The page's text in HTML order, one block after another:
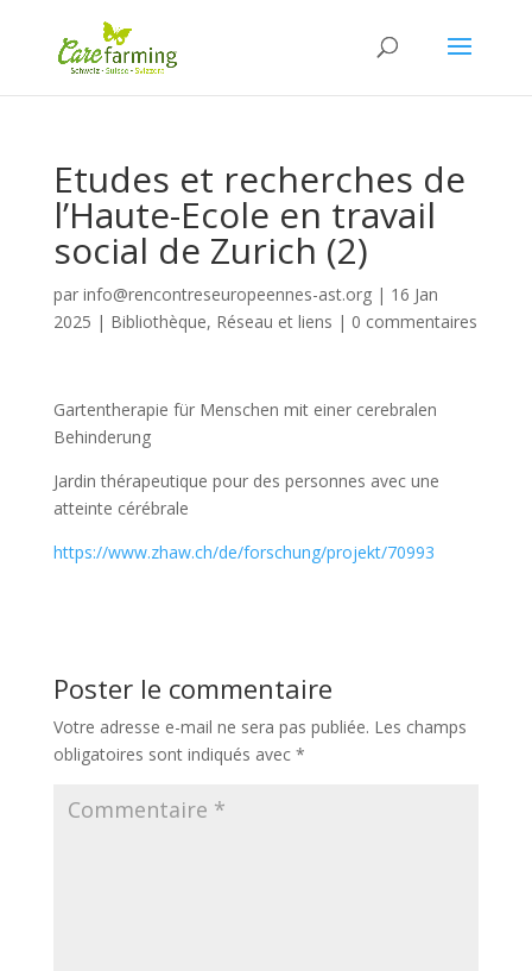
Etudes et recherches de
l’Haute-Ecole en travail
social de Zurich (2)
par info@rencontreseuropeennes-ast.org| 16 Jan
2025 | Bibliothèque, Réseau et liens | 0 commentaires
Gartentherapie für Menschen mit einer cerebralen
Behinderung
Jardin thérapeutique pour des personnes avec une
atteinte cérébrale
https://www.zhaw.ch/de/forschung/projekt/70993
Poster le commentaire
Votre adresse e-mail ne sera pas publiée. Les champs
obligatoires sont indiqués avec *